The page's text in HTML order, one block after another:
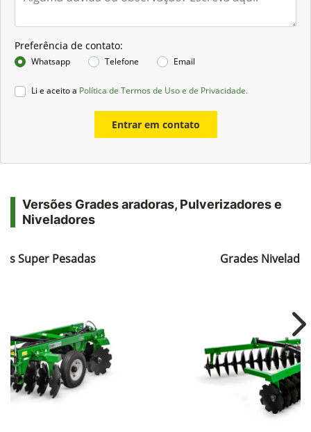
Preferência de contato:
Whatsapp Telefone Email
Li e aceito a Política de Termos de Uso e de Privacidade.
Entrar em contato
Versões Grades aradoras, Pulverizadores e
Niveladores
Super Pesadas Grades